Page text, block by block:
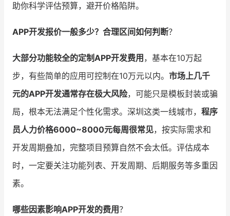
商家社区 社群交流
合作共进
认证服务商 设计服务商
有赞云
助你科学评估预算，避开价格陷阱。
APP开发报价一般多少？合理区间如何判断？
大部分功能较全的定制APP开发费用 ，基本在10万起
步，有些简单的应用可控制在10万元以内。 市场上几千
元的APP开发通常存在极大风险，可能只是模板封装或骗
局，根本无法满足个性化需求。深圳这类一线城市， 程序
员人力价格6000~8000元每周很常见，按实际需求和
开发周期叠加，完整项目预算自然不会太低。评估成本
时，一定要关注功能列表、开发周期、后期服务等多重因
素。
哪些因素影响APP开发的费用？